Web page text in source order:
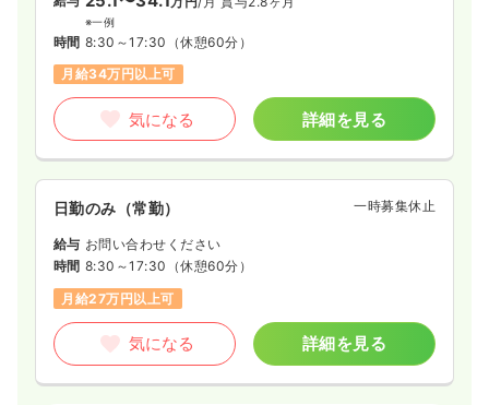
※一例
時間 8:30～17:30 （休憩60分）
月給34万円以上可
気になる 詳細を見る
日勤のみ（常勤） 一時募集休止
給与 お問い合わせください
時間 8:30～17:30 （休憩60分）
月給27万円以上可
気になる 詳細を見る